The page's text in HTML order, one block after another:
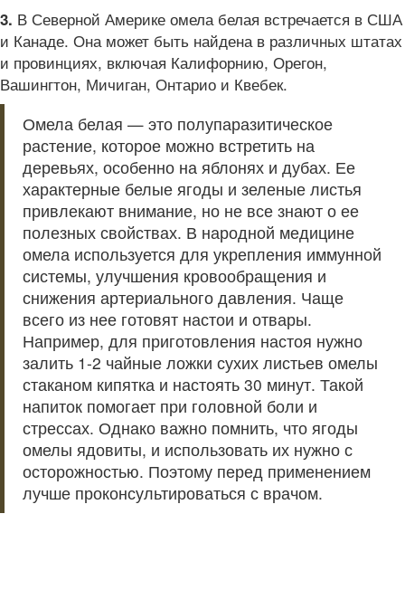
3. В Северной Америке омела белая встречается в США
и Канаде. Она может быть найдена в различных штатах
и провинциях, включая Калифорнию, Орегон,
Вашингтон, Мичиган, Онтарио и Квебек.
Омела белая — это полупаразитическое
растение, которое можно встретить на
деревьях, особенно на яблонях и дубах. Ее
характерные белые ягоды и зеленые листья
привлекают внимание, но не все знают о ее
полезных свойствах. В народной медицине
омела используется для укрепления иммунной
системы, улучшения кровообращения и
снижения артериального давления. Чаще
всего из нее готовят настои и отвары.
Например, для приготовления настоя нужно
залить 1-2 чайные ложки сухих листьев омелы
стаканом кипятка и настоять 30 минут. Такой
напиток помогает при головной боли и
стрессах. Однако важно помнить, что ягоды
омелы ядовиты, и использовать их нужно с
осторожностью. Поэтому перед применением
лучше проконсультироваться с врачом.